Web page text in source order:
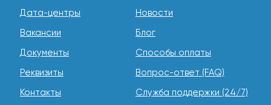
Дата-центры
Вакансии
Документы
Реквизиты
Контакты
Новости
Блог
Способы оплаты
Вопрос-ответ (FAQ)
Служба поддержки (24/7)